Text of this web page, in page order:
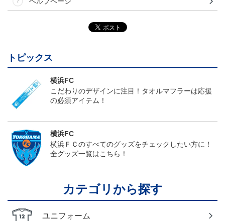
トピックス
横浜FC
こだわりのデザインに注目！タオルマフラーは応援
の必須アイテム！
横浜FC
横浜ＦＣのすべてのグッズをチェックしたい方に！
全グッズ一覧はこちら！
カテゴリから探す
ユニフォーム